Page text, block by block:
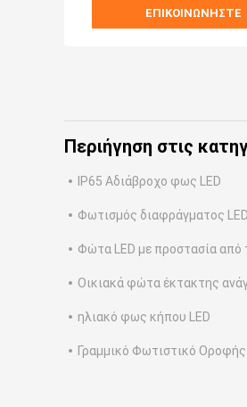
ΕΠΙΚΟΙΝΩΝΉΣΤΕ
Περιήγηση στις
IP65 Αδιάβροχο φως LED
Φωτισμός διαφράγματος
Φώτα LED με προστασία από
Οικιακά φώτα έκτακτης
ηλιακό φως κήπου LED
Γραμμικό Φωτιστικό Οροφής